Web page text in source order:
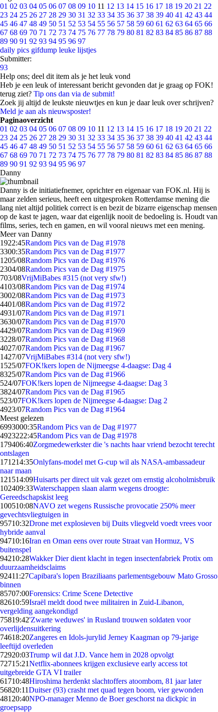
01 02 03 04 05 06 07 08 09 10 11 12 13 14 15 16 17 18 19 20 21 22
23 24 25 26 27 28 29 30 31 32 33 34 35 36 37 38 39 40 41 42 43 44
45 46 47 48 49 50 51 52 53 54 55 56 57 58 59 60 61 62 63 64 65 66
67 68 69 70 71 72 73 74 75 76 77 78 79 80 81 82 83 84 85 86 87 88
89 90 91 92 93 94 95 96 97
daily pics gifdump leuke lijstjes
Submitter:
93
Help ons; deel dit item als je het leuk vond
Heb je een leuk of interessant bericht gevonden dat je graag op FOK!
terug ziet? Tip ons dan via de submit!
Zoek jij altijd de leukste nieuwtjes en kun je daar leuk over schrijven?
Meld je aan als nieuwsposter!
Paginaoverzicht
01 02 03 04 05 06 07 08 09 10 11 12 13 14 15 16 17 18 19 20 21 22
23 24 25 26 27 28 29 30 31 32 33 34 35 36 37 38 39 40 41 42 43 44
45 46 47 48 49 50 51 52 53 54 55 56 57 58 59 60 61 62 63 64 65 66
67 68 69 70 71 72 73 74 75 76 77 78 79 80 81 82 83 84 85 86 87 88
89 90 91 92 93 94 95 96 97
Danny
Danny is de initiatiefnemer, oprichter en eigenaar van FOK.nl. Hij is
maar zelden serieus, heeft een uitgesproken Rotterdamse mening die
lang niet altijd politiek correct is en bezit de bizarre eigenschap mensen
op de kast te jagen, waar dat eigenlijk nooit de bedoeling is. Houdt van
films, series, tech en gamen, en wil vooral nieuws met een mening.
Meer van Danny
1922:45Random Pics van de Dag #1978
3300:35Random Pics van de Dag #1977
1205/08Random Pics van de Dag #1976
2304/08Random Pics van de Dag #1975
703/08VrijMiBabes #315 (not very sfw!)
4103/08Random Pics van de Dag #1974
3002/08Random Pics van de Dag #1973
4401/08Random Pics van de Dag #1972
4931/07Random Pics van de Dag #1971
3630/07Random Pics van de Dag #1970
4429/07Random Pics van de Dag #1969
3228/07Random Pics van de Dag #1968
4027/07Random Pics van de Dag #1967
1427/07VrijMiBabes #314 (not very sfw!)
1525/07FOK!kers lopen de Nijmeegse 4-daagse: Dag 4
8325/07Random Pics van de Dag #1966
524/07FOK!kers lopen de Nijmeegse 4-daagse: Dag 3
3824/07Random Pics van de Dag #1965
523/07FOK!kers lopen de Nijmeegse 4-daagse: Dag 2
4923/07Random Pics van de Dag #1964
Meest gelezen
6993000:35Random Pics van de Dag #1977
4923222:45Random Pics van de Dag #1978
179406:40Zorgmedewerkster die 's nachts haar vriend bezocht terecht
ontslagen
171214:35Onlyfans-model met G-cup wil als NASA-ambassadeur
naar maan
121514:09Huisarts per direct uit vak gezet om ernstig alcoholmisbruik
102409:33Waterschappen slaan alarm wegens droogte:
Gereedschapskist leeg
100510:08NAVO zet wegens Russische provocatie 250% meer
gevechtsvliegtuigen in
95710:32Drone met explosieven bij Duits vliegveld voedt vrees voor
hybride aanval
94710:16Iran en Oman eens over route Straat van Hormuz, VS
buitenspel
94210:28Wakker Dier dient klacht in tegen insectenfabriek Protix om
duurzaamheidsclaims
92411:27Capibara's lopen Braziliaans parlementsgebouw Mato Grosso
binnen
85707:00Forensics: Crime Scene Detective
82610:59Israël meldt dood twee militairen in Zuid-Libanon,
vergelding aangekondigd
75819:42'Zwarte weduwes' in Rusland trouwen soldaten voor
overlijdensuitkering
74618:20Zangeres en Idols-jurylid Jerney Kaagman op 79-jarige
leeftijd overleden
72920:03Trump wil dat J.D. Vance hem in 2028 opvolgt
72715:21Netflix-abonnees krijgen exclusieve early access tot
uitgebreide GTA VI trailer
61710:48Hiroshima herdenkt slachtoffers atoombom, 81 jaar later
56820:11Duitser (93) crasht met quad tegen boom, vier gewonden
481 20:40NPO-manager Menno de Boer geschorst na dickpic in
groepsapp